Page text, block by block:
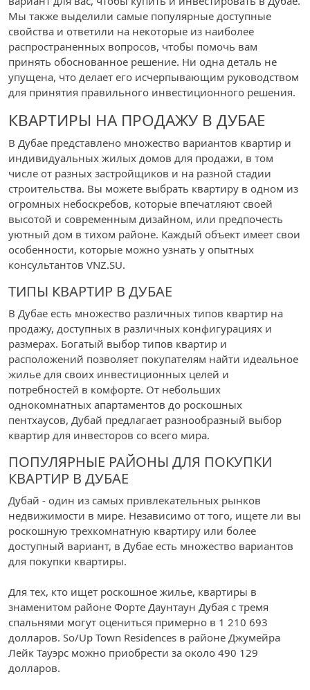
Мы также выделили самые популярные доступные
свойства и ответили на некоторые из наиболее
распространенных вопросов, чтобы помочь вам
принять обоснованное решение. Ни одна деталь не
упущена, что делает его исчерпывающим руководством
для принятия правильного инвестиционного решения.
КВАРТИРЫ НА ПРОДАЖУ В ДУБАЕ
В Дубае представлено множество вариантов квартир и
индивидуальных жилых домов для продажи, в том
числе от разных застройщиков и на разной стадии
строительства. Вы можете выбрать квартиру в одном из
огромных небоскребов, которые впечатляют своей
высотой и современным дизайном, или предпочесть
уютный дом в тихом районе. Каждый объект имеет свои
особенности, которые можно узнать у опытных
консультантов VNZ.SU.
ТИПЫ КВАРТИР В ДУБАЕ
В Дубае есть множество различных типов квартир на
продажу, доступных в различных конфигурациях и
размерах. Богатый выбор типов квартир и
расположений позволяет покупателям найти идеальное
жилье для своих инвестиционных целей и
потребностей в комфорте. От небольших
однокомнатных апартаментов до роскошных
пентхаусов, Дубай предлагает разнообразный выбор
квартир для инвесторов со всего мира.
ПОПУЛЯРНЫЕ РАЙОНЫ ДЛЯ ПОКУПКИ
КВАРТИР В ДУБАЕ
Дубай - один из самых привлекательных рынков
недвижимости в мире. Независимо от того, ищете ли вы
роскошную трехкомнатную квартиру или более
доступный вариант, в Дубае есть множество вариантов
для покупки квартиры.
Для тех, кто ищет роскошное жилье, квартиры в
знаменитом районе Форте Даунтаун Дубая с тремя
спальнями могут оцениться примерно в 1 210 693
долларов. So/Up Town Residences в районе Джумейра
Лейк Тауэрс можно приобрести за около 490 129
долларов.